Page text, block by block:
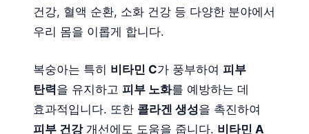
건강, 혈액 순환, 소화 건강 등 다양한 분야에서
우리 몸을 이롭게 합니다.
복숭아는 특히 비타민 C가 풍부하여 피부
탄력을 유지하고 피부 노화를 예방하는 데
효과적입니다. 또한 콜라겐 생성을 촉진하여
피부 건강개선에도 도움을 줍니다. 비타민 A